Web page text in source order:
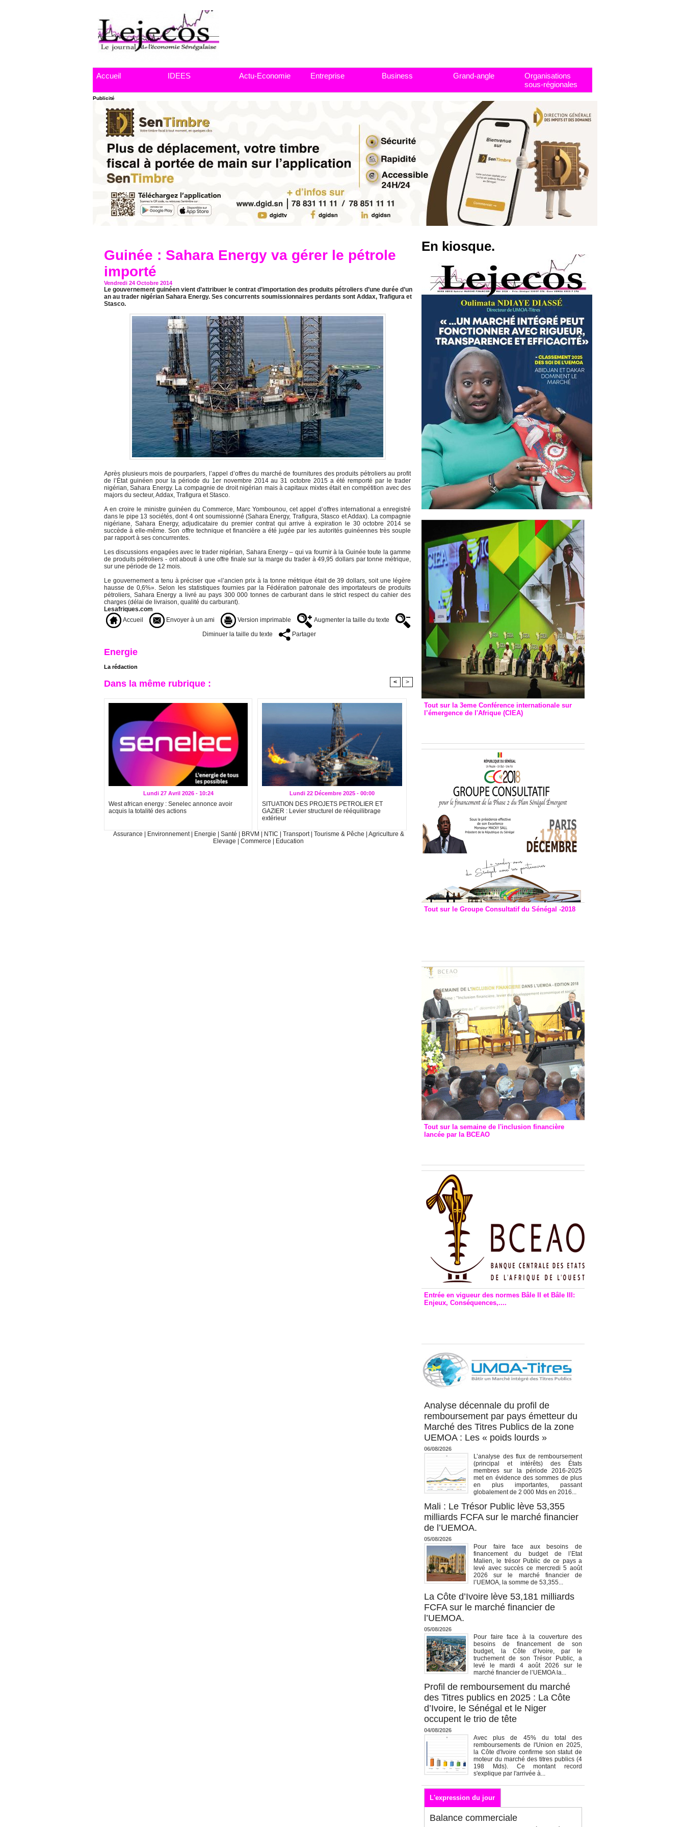
Accueil IDEES Actu-Economie Entreprise Business Grand-angle
Organisations
sous-régionales
Publicité
Guinée : Sahara Energy va gérer le pétrole
importé
Vendredi 24 Octobre 2014
Le gouvernement guinéen vient d’attribuer le contrat d’importation des produits pétroliers d’une durée d’un
an au trader nigérian Sahara Energy. Ses concurrents soumissionnaires perdants sont Addax, Trafigura et
Stasco.
Après plusieurs mois de pourparlers, l’appel d’offres du marché de fournitures des produits pétroliers au profit
de l’État guinéen pour la période du 1er novembre 2014 au 31 octobre 2015 a été remporté par le trader
nigérian, Sahara Energy. La compagnie de droit nigérian mais à capitaux mixtes était en compétition avec des
majors du secteur, Addax, Trafigura et Stasco.
A en croire le ministre guinéen du Commerce, Marc Yombounou, cet appel d’offres international a enregistré
dans le pipe 13 sociétés, dont 4 ont soumissionné (Sahara Energy, Trafigura, Stasco et Addax). La compagnie
nigériane, Sahara Energy, adjudicataire du premier contrat qui arrive à expiration le 30 octobre 2014 se
succède à elle-même. Son offre technique et financière a été jugée par les autorités guinéennes très souple
par rapport à ses concurrentes.
Les discussions engagées avec le trader nigérian, Sahara Energy – qui va fournir à la Guinée toute la gamme
de produits pétroliers - ont abouti à une offre finale sur la marge du trader à 49,95 dollars par tonne métrique,
sur une période de 12 mois.
Le gouvernement a tenu à préciser que «l’ancien prix à la tonne métrique était de 39 dollars, soit une légère
hausse de 0,6%». Selon les statistiques fournies par la Fédération patronale des importateurs de produits
pétroliers, Sahara Energy a livré au pays 300 000 tonnes de carburant dans le strict respect du cahier des
charges (délai de livraison, qualité du carburant).
Lesafriques.com
Accueil
Envoyer à un ami Version imprimable
Augmenter la taille du texte
Diminuer la taille du texte
Partager
Energie
La rédaction
Dans la même rubrique : < >
Lundi 27 Avril 2026 - 10:24
West african energy : Senelec annonce avoir
acquis la totalité des actions
Lundi 22 Décembre 2025 - 00:00
SITUATION DES PROJETS PETROLIER ET
GAZIER : Levier structurel de rééquilibrage
extérieur
Assurance Environnement Energie Santé BRVM NTIC Transport Tourisme & Pêche
Agriculture &
Elevage
Commerce Education
En kiosque.
Tout sur la 3eme Conférence internationale sur
l’émergence de l'Afrique (CIEA)
Tout sur le Groupe Consultatif du Sénégal -2018
Tout sur la semaine de l'inclusion financière
lancée par la BCEAO
Entrée en vigueur des normes Bâle II et Bâle III:
Enjeux, Conséquences,....
Analyse décennale du profil de
remboursement par pays émetteur du
Marché des Titres Publics de la zone
UEMOA : Les « poids lourds »
06/08/2026
L’analyse des flux de remboursement
(principal et intérêts) des États
membres sur la période 2016-2025
met en évidence des sommes de plus
en plus importantes, passant
globalement de 2 000 Mds en 2016...
Mali : Le Trésor Public lève 53,355
milliards FCFA sur le marché financier
de l’UEMOA.
05/08/2026
Pour faire face aux besoins de
financement du budget de l’Etat
Malien, le trésor Public de ce pays a
levé avec succès ce mercredi 5 août
2026 sur le marché financier de
l’UEMOA, la somme de 53,355...
La Côte d’Ivoire lève 53,181 milliards
FCFA sur le marché financier de
l’UEMOA.
05/08/2026
Pour faire face à la couverture des
besoins de financement de son
budget, la Côte d’Ivoire, par le
truchement de son Trésor Public, a
levé le mardi 4 août 2026 sur le
marché financier de l’UEMOA la...
Profil de remboursement du marché
des Titres publics en 2025 : La Côte
d’Ivoire, le Sénégal et le Niger
occupent le trio de tête
04/08/2026
Avec plus de 45% du total des
remboursements de l'Union en 2025,
la Côte d'Ivoire confirme son statut de
moteur du marché des titres publics (4
198 Mds). Ce montant record
s'explique par l'arrivée à...
L'expression du jour
Balance commerciale